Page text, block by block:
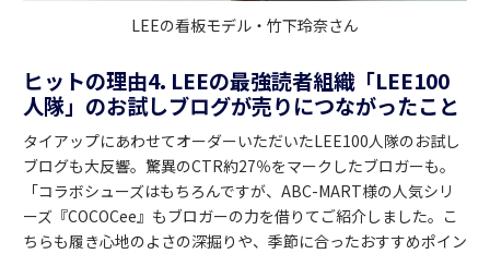
LEEの看板モデル・竹下玲奈さん
ヒットの理由4. LEEの最強読者組織「LEE100
人隊」のお試しブログが売りにつながったこと
タイアップにあわせてオーダーいただいたLEE100人隊のお試し
ブログも大反響。驚異のCTR約27％をマークしたブロガーも。
「コラボシューズはもちろんですが、ABC-MART様の人気シリ
ーズ『COCOCee』もブロガーの力を借りてご紹介しました。こ
ちらも履き心地のよさの深掘りや、季節に合ったおすすめポイン